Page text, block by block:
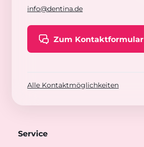
info@dentina.de
Zum Kontaktformular
Alle Kontaktmöglichkeiten
Service